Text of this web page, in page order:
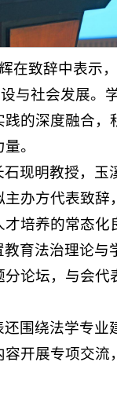
在致辞中表示
与社会发展。
的深度融合，
。
现明教授，玉
办方代表致辞
培养的常态化
育法治理论与
论坛，与会
围绕法学专业
开展专项交